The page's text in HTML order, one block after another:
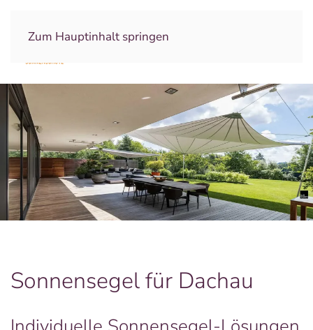
Zum Hauptinhalt springen
Sonnensegel für Dachau